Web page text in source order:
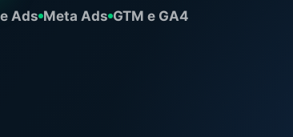
Ads Meta Ads GTM e GA4